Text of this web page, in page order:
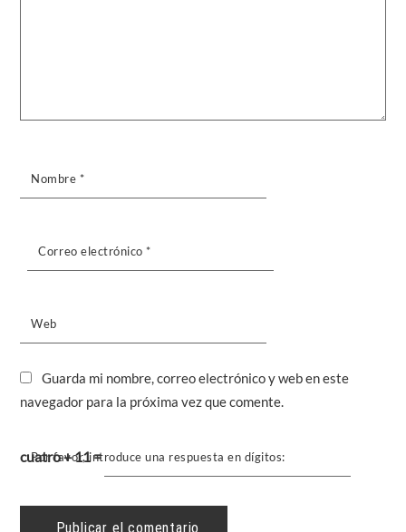
Nombre *
Correo electrónico *
Web
Guarda mi nombre, correo electrónico y web en este
navegador para la próxima vez que comente.
Por favor, introduce una respuesta en dígitos:
cuatro + 11 =